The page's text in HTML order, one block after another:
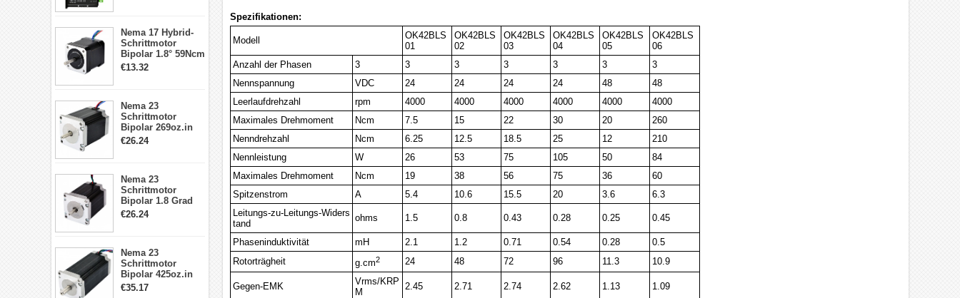
Schrittmotor
Nema 17 Hybrid-
Schrittmotor
Bipolar 1.8° 59Ncm
2A 4 Drähte mit 1m
€13.32
Nema 23
Schrittmotor
Bipolar 269oz.in
2,8A 57x57x76mm
€26.24
Nema 23
Schrittmotor
Bipolar 1.8 Grad
1.9Nm 3A 3.36V 4
€26.24
Nema 23
Schrittmotor
Bipolar 425oz.in
4.2A 57x57x114mm
€35.17
Spezifikationen:
Modell
OK42BLS
01
OK42BLS
02
OK42BLS
03
OK42BLS
04
OK42BLS
05
OK42BLS
06
Anzahl der Phasen
3 3 3 3 3 3
3
Nennspannung
VDC 24 24 24 24 48
48
Leerlaufdrehzahl
rpm 4000 4000 4000 4000 4000
4000
Maximales Drehmoment
Ncm 7.5 15 22 30 20
260
Nenndrehzahl
Ncm 6.25 12.5 18.5 25 12
210
Nennleistung
W 26 53 75 105 50
84
Maximales Drehmoment
Ncm 19 38 56 75 36
60
Spitzenstrom
A 5.4 10.6 15.5 20 3.6
6.3
Leitungs-zu-Leitungs-Widers
tand
ohms 1.5 0.8 0.43 0.28 0.25 0.45
Phaseninduktivität mH 2.1 1.2 0.71 0.54 0.28
0.5
Rotorträgheit
g.cm2 24 48 72 96 11.3 10.9
Gegen-EMK
Vrms/KRP
M
2.45 2.71 2.74 2.62 1.13 1.09